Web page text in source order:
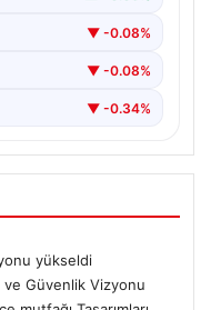
▼ -0.08%
▼ -0.08%
▼ -0.34%
yükseldi
ve Güvenlik Vizyonu